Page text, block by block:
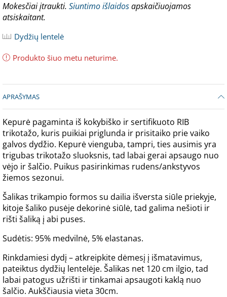
Mokesčiai įtraukti. Siuntimo išlaidosapskaičiuojamos
atsiskaitant.
Dydžių lentelė
Produkto šiuo metu neturime.
APRAŠYMAS
Kepurė pagaminta iš kokybiško ir sertifikuoto RIB
trikotažo, kuris puikiai priglunda ir prisitaiko prie vaiko
galvos dydžio. Kepurė vienguba, tampri, ties ausimis yra
trigubas trikotažo sluoksnis, tad labai gerai apsaugo nuo
vėjo ir šalčio. Puikus pasirinkimas rudens/ankstyvos
žiemos sezonui.
Šalikas trikampio formos su dailia išversta siūle priekyje,
kitoje šaliko pusėje dekorinė siūlė, tad galima nešioti ir
rišti šaliką į abi puses.
Sudėtis: 95% medvilnė, 5% elastanas.
Rinkdamiesi dydį – atkreipkite dėmesį į išmatavimus,
pateiktus dydžių lentelėje. Šalikas net 120 cm ilgio, tad
labai patogus užrišti ir tinkamai apsaugoti kaklą nuo
šalčio. Aukščiausia vieta 30cm.